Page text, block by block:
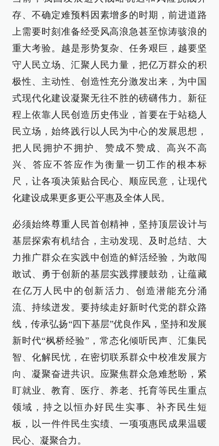
存、不确定难预料因素增多的时期，前进道路
上需要时刻准备经受风高浪急甚至惊涛骇浪的
重大考验。越是形势复杂、任务艰巨，越要坚
守人民立场、汇聚人民力量，把亿万群众的积
极性、主动性、创造性充分激发出来，为中国
式现代化建设凝聚无往不胜的磅礴伟力。新征
程上依靠人民创造历史伟业，首要在于站稳人
民立场，始终践行以人民为中心的发展思想，
把人民拥护不拥护、赞成不赞成、高兴不高
兴、答应不答应作为衡量一切工作的根本标
尺，让各项决策贴合民心、顺应民意，让现代
化建设成果更多更公平惠及全体人民。
必须始终尊重人民首创精神，坚持顶层设计与
基层探索有机结合，主动发现、及时总结、大
力推广群众在实践中创造的鲜活经验，为敢闯
敢试、勇于创新的基层实践撑腰鼓劲，让蕴藏
在亿万人民中的创新活力、创造潜能充分涌
流、持续迸发。要持续走好新时代党的群众路
线，传承弘扬“四下基层”优良作风，坚持和发展
新时代“枫桥经验”，常态化倾听民声、汇集民
智、化解民忧，在密切联系群众中校准发展方
向、凝聚奋进共识。应聚焦群众急难愁盼，紧
盯就业、教育、医疗、养老、托育等民生重点
领域，持之以恒办好民生实事、补齐民生短
板，以一件件民生实绩、一项项惠民成果温暖
民心、凝聚合力。